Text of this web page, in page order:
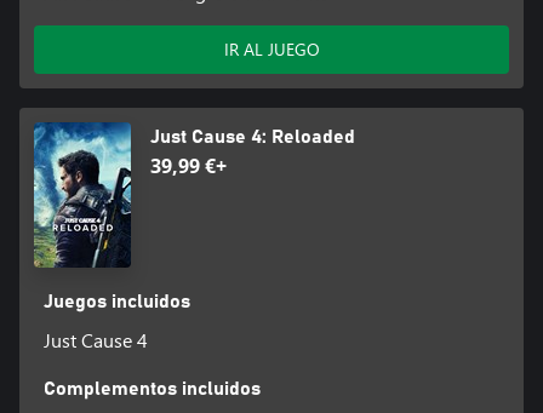
IR AL JUEGO
Just Cause 4: Reloaded
39,99 €+
Juegos incluidos
Just Cause 4
Complementos incluidos